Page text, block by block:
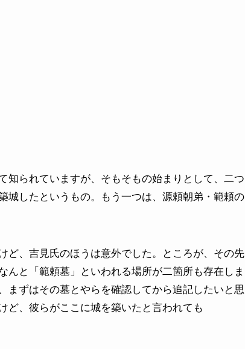
られていますが、そもそもの始まりとして、二つ
城したというもの。もう一つは、源頼朝弟・範頼の
ど、吉見氏のほうは意外でした。ところが、その先
と「範頼墓」といわれる場所が二箇所も存在しま
ずはその墓とやらを確認してから追記したいと思
ど、彼らがここに城を築いたと言われても